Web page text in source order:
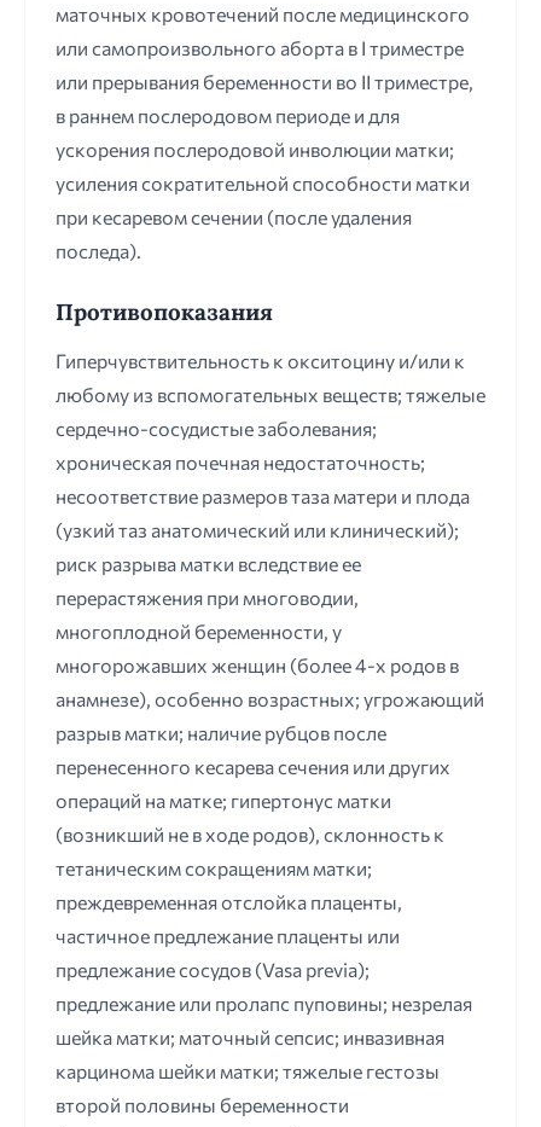
маточных кровотечений после медицинского
или самопроизвольного аборта в I триместре
или прерывания беременности во II триместре,
в раннем послеродовом периоде и для
ускорения послеродовой инволюции матки;
усиления сократительной способности матки
при кесаревом сечении (после удаления
последа).
Противопоказания
Гиперчувствительность к окситоцину и/или к
любому из вспомогательных веществ; тяжелые
сердечно-сосудистые заболевания;
хроническая почечная недостаточность;
несоответствие размеров таза матери и плода
(узкий таз анатомический или клинический);
риск разрыва матки вследствие ее
перерастяжения при многоводии,
многоплодной беременности, у
многорожавших женщин (более 4-х родов в
анамнезе), особенно возрастных; угрожающий
разрыв матки; наличие рубцов после
перенесенного кесарева сечения или других
операций на матке; гипертонус матки
(возникший не в ходе родов), склонность к
тетаническим сокращениям матки;
преждевременная отслойка плаценты,
частичное предлежание плаценты или
предлежание сосудов (Vasa previa);
предлежание или пролапс пуповины; незрелая
шейка матки; маточный сепсис; инвазивная
карцинома шейки матки; тяжелые гестозы
второй половины беременности